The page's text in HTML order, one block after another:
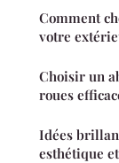
Comment
votre
Choisir un
roues
Idées
esthétique